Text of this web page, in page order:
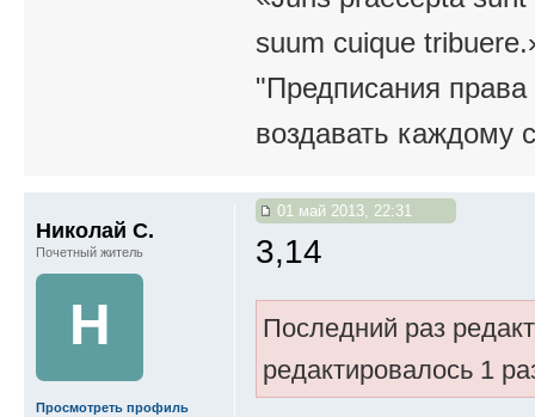
suum cuique
"Предписания
воздавать каждому
01 май 2013, 22:31
3,14
Последний раз
редактировалось 1
Николай С.
Почетный житель
Н
Просмотреть профиль